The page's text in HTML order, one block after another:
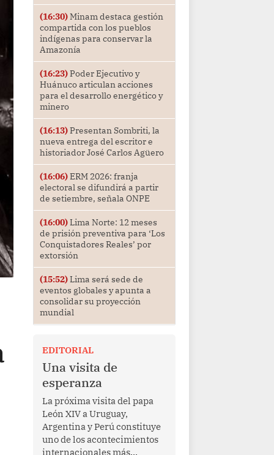
(16:30)Minam destaca gestión
compartida con los pueblos
indígenas para conservar la
Amazonía
(16:23)Poder Ejecutivo y
Huánuco articulan acciones
para el desarrollo energético y
minero
(16:13)Presentan Sombriti, la
nueva entrega del escritor e
historiador José Carlos Agüero
(16:06)ERM 2026: franja
electoral se difundirá a partir
de setiembre, señala ONPE
(16:00)Lima Norte: 12 meses
de prisión preventiva para ‘Los
Conquistadores Reales’ por
extorsión
(15:52)Lima será sede de
eventos globales y apunta a
consolidar su proyección
mundial
EDITORIAL
Una visita de
esperanza
La próxima visita del papa
León XIV a Uruguay,
Argentina y Perú constituye
uno de los acontecimientos
internacionales más